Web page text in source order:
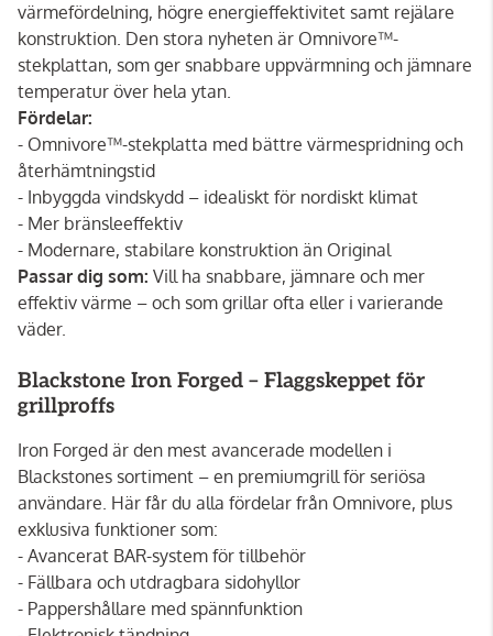
värmefördelning, högre energieffektivitet samt rejälare
konstruktion. Den stora nyheten är Omnivore™-
stekplattan, som ger snabbare uppvärmning och jämnare
temperatur över hela ytan.
Fördelar:
- Omnivore™-stekplatta med bättre värmespridning och
återhämtningstid
- Inbyggda vindskydd – idealiskt för nordiskt klimat
- Mer bränsleeffektiv
- Modernare, stabilare konstruktion än Original
Passar dig som: Vill ha snabbare, jämnare och mer
effektiv värme – och som grillar ofta eller i varierande
väder.
Blackstone Iron Forged – Flaggskeppet för
grillproffs
Iron Forged är den mest avancerade modellen i
Blackstones sortiment – en premiumgrill för seriösa
användare. Här får du alla fördelar från Omnivore, plus
exklusiva funktioner som:
- Avancerat BAR-system för tillbehör
- Fällbara och utdragbara sidohyllor
- Pappershållare med spännfunktion